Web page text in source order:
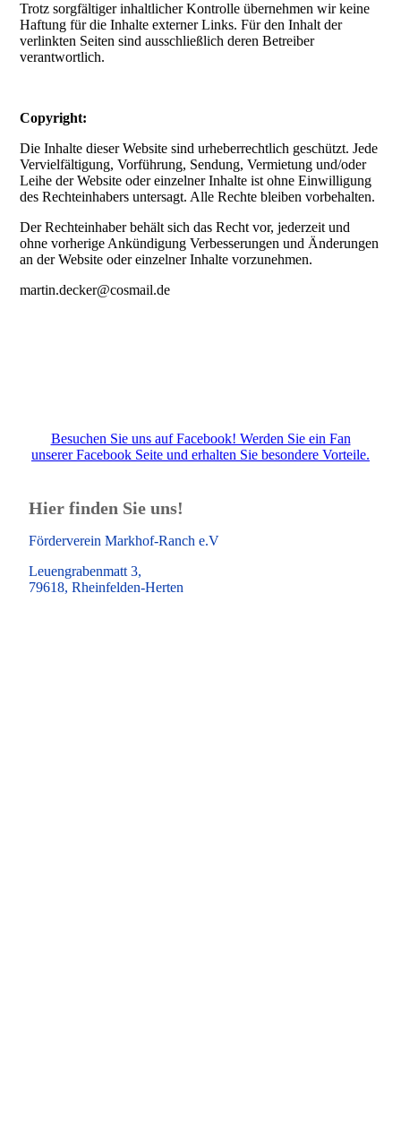
Trotz sorgfältiger inhaltlicher Kontrolle übernehmen wir keine
Haftung für die Inhalte externer Links. Für den Inhalt der
verlinkten Seiten sind ausschließlich deren Betreiber
verantwortlich.
Copyright:
Die Inhalte dieser Website sind urheberrechtlich geschützt. Jede
Vervielfältigung, Vorführung, Sendung, Vermietung und/oder
Leihe der Website oder einzelner Inhalte ist ohne Einwilligung
des Rechteinhabers untersagt. Alle Rechte bleiben vorbehalten.
Der Rechteinhaber behält sich das Recht vor, jederzeit und
ohne vorherige Ankündigung Verbesserungen und Änderungen
an der Website oder einzelner Inhalte vorzunehmen.
martin.decker@cosmail.de
Besuchen Sie uns auf Facebook! Werden Sie ein Fan
unserer Facebook Seite und erhalten Sie besondere Vorteile.
Hier finden Sie uns!
Förderverein Markhof-Ranch e.V
Leuengrabenmatt 3,
79618, Rheinfelden-Herten